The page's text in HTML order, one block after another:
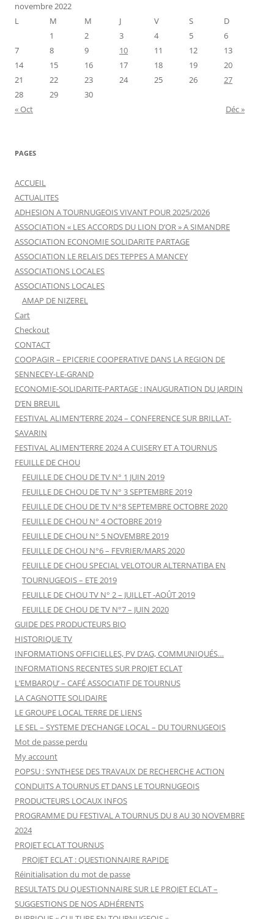
novembre 2022
L
M M J V S
D
1
2 3 4 5
6
7
8 9 10 11 12
13
14
15 16 17 18 19
20
21
22 23 24 25 26
27
28
29
30
« Oct
Déc »
PAGES
ACCUEIL
ACTUALITES
ADHESION A TOURNUGEOIS VIVANT POUR 2025/2026
ASSOCIATION « LES ACCORDS DU LION D’OR » A SIMANDRE
ASSOCIATION ECONOMIE SOLIDARITE PARTAGE
ASSOCIATION LE RELAIS DES TEPPES A MANCEY
ASSOCIATIONS LOCALES
ASSOCIATIONS LOCALES
AMAP DE NIZEREL
Cart
Checkout
CONTACT
COOPAGIR – EPICERIE COOPERATIVE DANS LA REGION DE
SENNECEY-LE-GRAND
ECONOMIE-SOLIDARITE-PARTAGE : INAUGURATION DU JARDIN
D’EN BREUIL
FESTIVAL ALIMEN’TERRE 2024 – CONFERENCE SUR BRILLAT-
SAVARIN
FESTIVAL ALIMEN’TERRE 2024 A CUISERY ET A TOURNUS
FEUILLE DE CHOU
FEUILLE DE CHOU DE TV N° 1 JUIN 2019
FEUILLE DE CHOU DE TV N° 3 SEPTEMBRE 2019
FEUILLE DE CHOU DE TV N°8 SEPTEMBRE OCTOBRE 2020
FEUILLE DE CHOU N° 4 OCTOBRE 2019
FEUILLE DE CHOU N° 5 NOVEMBRE 2019
FEUILLE DE CHOU N°6 – FEVRIER/MARS 2020
FEUILLE DE CHOU SPECIAL VELOTOUR ALTERNATIBA EN
TOURNUGEOIS – ETE 2019
FEUILLE DE CHOU TV N° 2 – JUILLET -AOÛT 2019
FEUILLE DE CHOU DE TV N°7 – JUIN 2020
GUIDE DES PRODUCTEURS BIO
HISTORIQUE TV
INFORMATIONS OFFICIELLES, PV D’AG, COMMUNIQUÉS…
INFORMATIONS RECENTES SUR PROJET ECLAT
L’EMBARQU’ – CAFÉ ASSOCIATIF DE TOURNUS
LA CAGNOTTE SOLIDAIRE
LE GROUPE LOCAL TERRE DE LIENS
LE SEL – SYSTEME D’ECHANGE LOCAL – DU TOURNUGEOIS
Mot de passe perdu
My account
POPSU : SYNTHESE DES TRAVAUX DE RECHERCHE ACTION
CONDUITS A TOURNUS ET DANS LE TOURNUGEOIS
PRODUCTEURS LOCAUX INFOS
PROGRAMME DU FESTIVAL A TOURNUS DU 8 AU 30 NOVEMBRE
2024
PROJET ECLAT TOURNUS
PROJET ECLAT : QUESTIONNAIRE RAPIDE
Réinitialisation du mot de passe
RESULTATS DU QUESTIONNAIRE SUR LE PROJET ECLAT –
SUGGESTIONS DE NOS ADHÉRENTS